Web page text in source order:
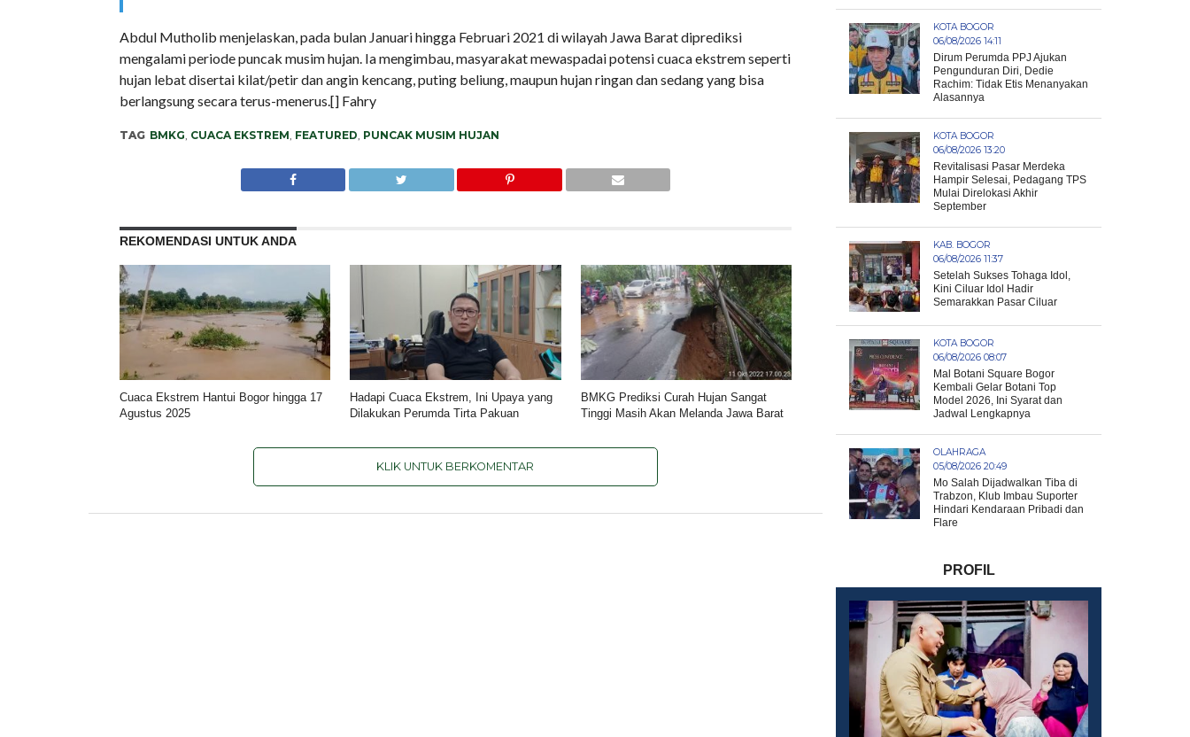
Abdul Mutholib menjelaskan, pada bulan Januari hingga Februari 2021 di wilayah Jawa Barat diprediksi
mengalami periode puncak musim hujan. Ia mengimbau, masyarakat mewaspadai potensi cuaca ekstrem seperti
hujan lebat disertai kilat/petir dan angin kencang, puting beliung, maupun hujan ringan dan sedang yang bisa
berlangsung secara terus-menerus.[] Fahry
TAG BMKG, CUACA EKSTREM, FEATURED, PUNCAK MUSIM HUJAN
REKOMENDASI UNTUK ANDA
Cuaca Ekstrem Hantui Bogor hingga 17
Agustus 2025
Hadapi Cuaca Ekstrem, Ini Upaya yang
Dilakukan Perumda Tirta Pakuan
BMKG Prediksi Curah Hujan Sangat
Tinggi Masih Akan Melanda Jawa Barat
KLIK UNTUK BERKOMENTAR
KOTA BOGOR
06/08/2026 14:11
Dirum Perumda PPJ Ajukan
Pengunduran Diri, Dedie
Rachim: Tidak Etis Menanyakan
Alasannya
KOTA BOGOR
06/08/2026 13:20
Revitalisasi Pasar Merdeka
Hampir Selesai, Pedagang TPS
Mulai Direlokasi Akhir
September
KAB. BOGOR
06/08/2026 11:37
Setelah Sukses Tohaga Idol,
Kini Ciluar Idol Hadir
Semarakkan Pasar Ciluar
KOTA BOGOR
06/08/2026 08:07
Mal Botani Square Bogor
Kembali Gelar Botani Top
Model 2026, Ini Syarat dan
Jadwal Lengkapnya
OLAHRAGA
05/08/2026 20:49
Mo Salah Dijadwalkan Tiba di
Trabzon, Klub Imbau Suporter
Hindari Kendaraan Pribadi dan
Flare
PROFIL